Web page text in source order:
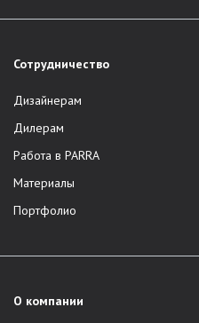
Сотрудничество
Дизайнерам
Дилерам
Работа в PARRA
Материалы
Портфолио
О компании